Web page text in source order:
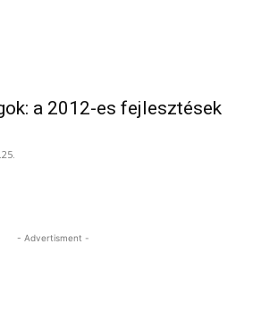
a 2012-es fejlesztések
- Advertisment -